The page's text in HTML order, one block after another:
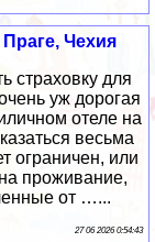
Чехия
страховку для
уж дорогая
отеле на
весьма
ограничен, или
проживание,
от …...
27 06 2026 0:54:43